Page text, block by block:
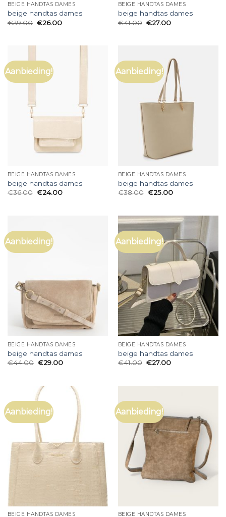
BEIGE HANDTAS DAMES
beige handtas dames
€39.00 €26.00
BEIGE HANDTAS DAMES
beige handtas dames
€41.00 €27.00
Aanbieding!
BEIGE HANDTAS DAMES
beige handtas dames
€36.00 €24.00
Aanbieding!
BEIGE HANDTAS DAMES
beige handtas dames
€38.00 €25.00
Aanbieding!
BEIGE HANDTAS DAMES
beige handtas dames
€44.00 €29.00
Aanbieding!
BEIGE HANDTAS DAMES
beige handtas dames
€41.00 €27.00
Aanbieding!
BEIGE HANDTAS DAMES
Aanbieding!
BEIGE HANDTAS DAMES